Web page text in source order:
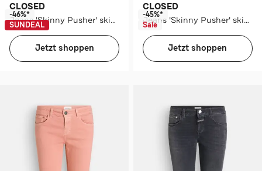
CLOSED
Jeans 'Skinny Pusher' skinny
-46%*
SUNDEAL
Jetzt shoppen
CLOSED
Jeans 'Skinny Pusher' skinny
-45%*
Sale
Jetzt shoppen